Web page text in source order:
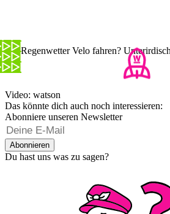
Bei Regenwetter Velo fahren?
Video: watson
Das könnte dich auch noch interessieren:
Abonniere unseren Newsletter
Abonnieren
Du hast uns was zu sagen?